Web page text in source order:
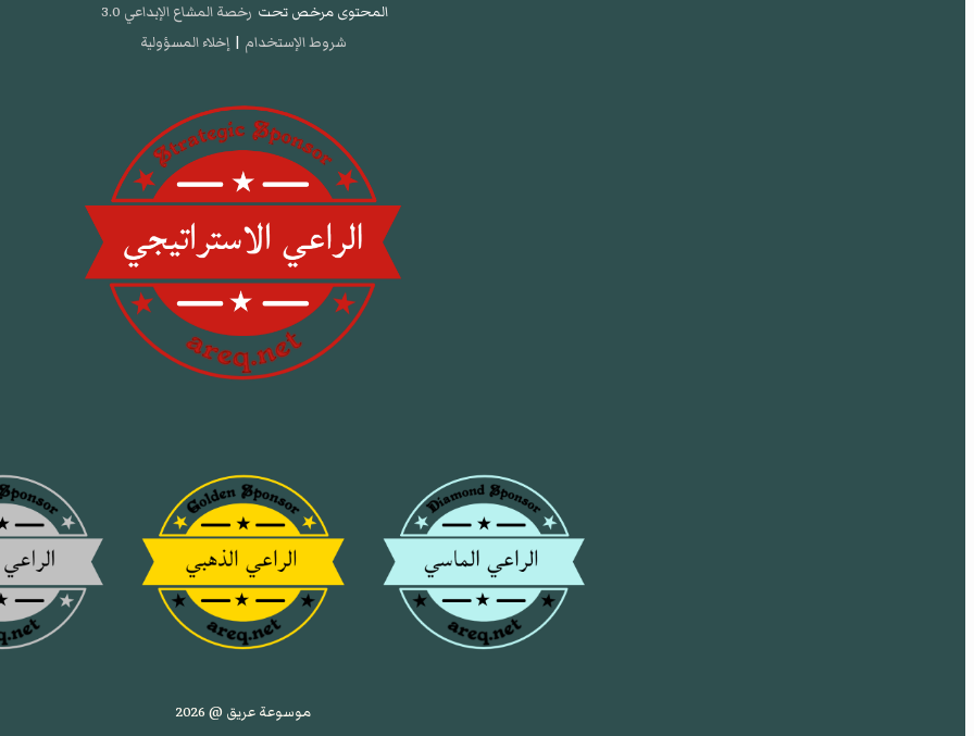
المحتوى مرخص تحت رخصة المشاع الإبداعي 3.0
شروط الإستخدام | إخلاء المسؤولية
موسوعة عريق @ 2026